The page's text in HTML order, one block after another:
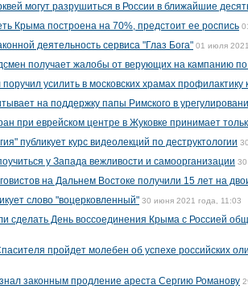
могут разрушиться в России в ближайшие
Крыма построена на 70%, предстоит ее роспись
деятельность сервиса "Глаз Бога" 01 июля
получает жалобы от верующих на кампанию по
усилить в московских храмах профилактику
на поддержку папы Римского в
при еврейском центре в Жуковке принимает
публикует курс видеолекций по деструктологии
у Запада вежливости и самоорганизации
на Дальнем Востоке получили 15 лет на
слово "воцерковленный" 30 июня 2021 года, 11:03
сделать День воссоединения Крыма с Россией
пройдет молебен об успехе российских
законным продление ареста Сергию Романову